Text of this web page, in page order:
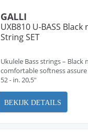
GALLI
UXB810 U-BASS
String SET
Ukulele Bass strings –
comfortable softness
52 - in. 20,5"
BEKIJK DETAILS